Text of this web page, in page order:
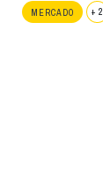
MERCADO + 2